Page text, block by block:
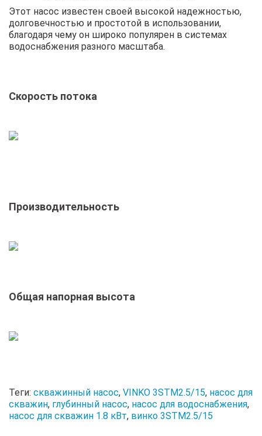
Этот насос известен своей высокой надежностью,
долговечностью и простотой в использовании,
благодаря чему он широко популярен в системах
водоснабжения разного масштаба.
Скорость потока
Производительность
Общая напорная высота
Теги: скважинный насос, VINKO 3STM2.5/15, насос для
скважин, глубинный насос, насос для водоснабжения,
насос для скважин 1.8 кВт, винко 3STM2.5/15